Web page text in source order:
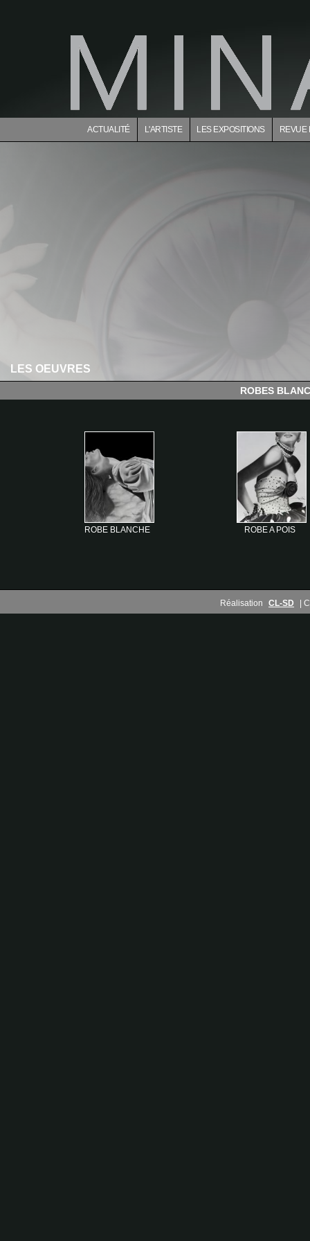
ACTUALITÉ L'ARTISTE LES EXPOSITIONS REVUE
LES OEUVRES
ROBES
ROBE BLANCHE ROBE A POIS
Réalisation CL-SD |